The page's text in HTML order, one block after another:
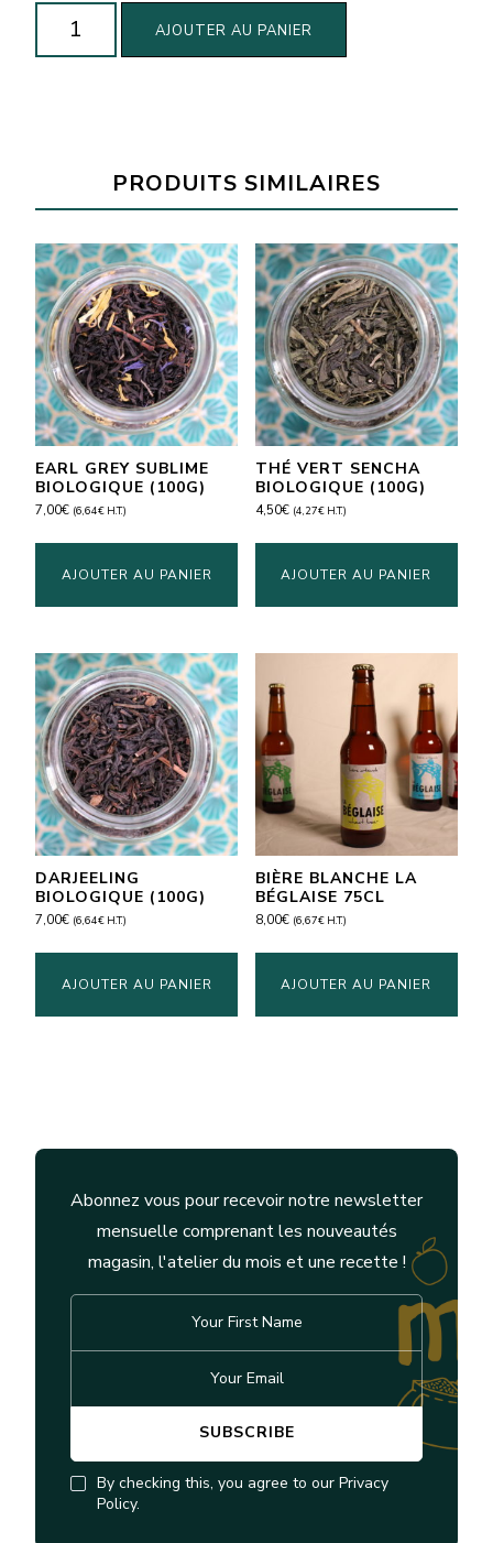
quantité
AJOUTER AU PANIER
PRODUITS SIMILAIRES
EARL GREY SUBLIME
BIOLOGIQUE (100G)
7,00€ (6,64€ H.T.)
AJOUTER AU PANIER
THÉ VERT SENCHA
BIOLOGIQUE (100G)
4,50€ (4,27€H.T.)
AJOUTER AU PANIER
DARJEELING
BIOLOGIQUE (100G)
7,00€ (6,64€ H.T.)
AJOUTER AU PANIER
BIÈRE BLANCHE LA
BÉGLAISE 75CL
8,00€ (6,67€H.T.)
AJOUTER AU PANIER
Abonnez vous pour recevoir notre newsletter
mensuelle comprenant les nouveautés
magasin, l'atelier du mois et une recette !
By checking this, you agree to our Privacy
Policy.